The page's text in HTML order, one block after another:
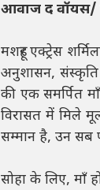
आवाज द वॉयस/
मशहूर एक्ट्रेस
अनुशासन,
की एक समर्पित
विरासत में मिले
सम्मान है, उन सब
सोहा के लिए, माँ